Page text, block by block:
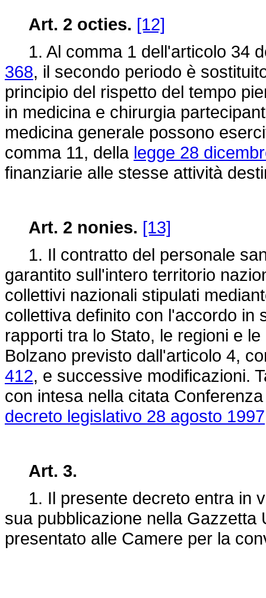
Art. 2 octies. [12]
1. Al comma 1 dell'articolo 34
368, il secondo periodo è
principio del rispetto del tempo
in medicina e chirurgia
medicina generale possono
comma 11, della legge 28
finanziarie alle stesse attività
Art. 2 nonies. [13]
1. Il contratto del personale
garantito sull'intero territorio
collettivi nazionali stipulati
collettiva definito con l'accordo in
rapporti tra lo Stato, le regioni e
Bolzano previsto dall'articolo 4,
412, e successive modificazioni.
con intesa nella citata
decreto legislativo 28 agosto
Art. 3.
1. Il presente decreto entra in
sua pubblicazione nella Gazzetta
presentato alle Camere per la